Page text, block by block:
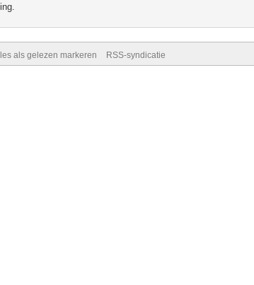
als gelezen markeren RSS-syndicatie